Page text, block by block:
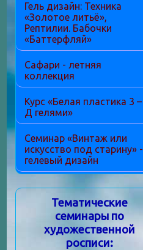
Гель дизайн: Техника
«Золотое литьё»,
Рептилии. Бабочки
«Баттерфляй»
Сафари - летняя
коллекция
Курс «Белая пластика 3 –
Д гелями»
Семинар «Винтаж или
искусство под старину» -
гелевый дизайн
Тематические
семинары по
художественной
росписи: